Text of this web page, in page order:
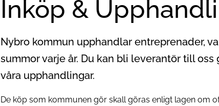
Inköp &
Nybro kommun upphandlar entreprenader,
summor varje år. Du kan bli leverantör till
våra upphandlingar.
De köp som kommunen gör skall göras enligt lagen om